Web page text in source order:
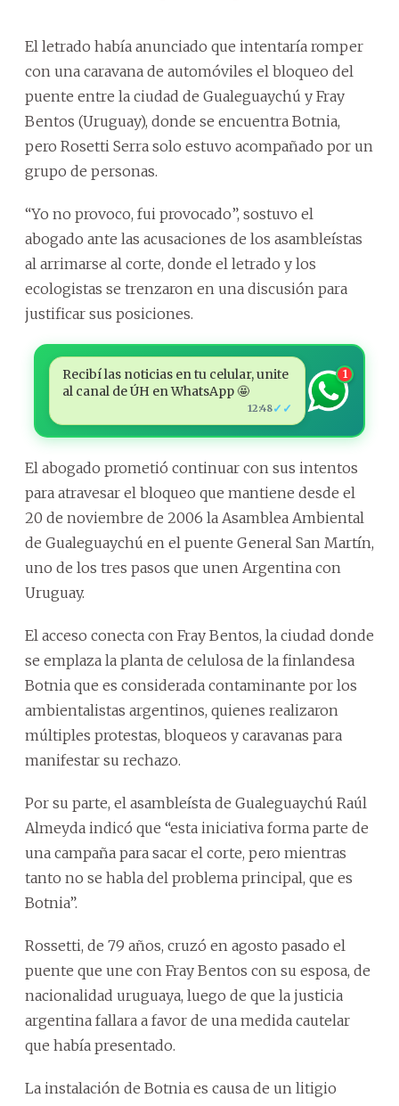
El letrado había anunciado que intentaría romper
con una caravana de automóviles el bloqueo del
puente entre la ciudad de Gualeguaychú y Fray
Bentos (Uruguay), donde se encuentra Botnia,
pero Rosetti Serra solo estuvo acompañado por un
grupo de personas.
“Yo no provoco, fui provocado”, sostuvo el
abogado ante las acusaciones de los asambleístas
al arrimarse al corte, donde el letrado y los
ecologistas se trenzaron en una discusión para
justificar sus posiciones.
Recibí las noticias en tu celular, unite
al canal de ÚH en WhatsApp 🤩
12:48✓✓
1
El abogado prometió continuar con sus intentos
para atravesar el bloqueo que mantiene desde el
20 de noviembre de 2006 la Asamblea Ambiental
de Gualeguaychú en el puente General San Martín,
uno de los tres pasos que unen Argentina con
Uruguay.
El acceso conecta con Fray Bentos, la ciudad donde
se emplaza la planta de celulosa de la finlandesa
Botnia que es considerada contaminante por los
ambientalistas argentinos, quienes realizaron
múltiples protestas, bloqueos y caravanas para
manifestar su rechazo.
Por su parte, el asambleísta de Gualeguaychú Raúl
Almeyda indicó que “esta iniciativa forma parte de
una campaña para sacar el corte, pero mientras
tanto no se habla del problema principal, que es
Botnia”.
Rossetti, de 79 años, cruzó en agosto pasado el
puente que une con Fray Bentos con su esposa, de
nacionalidad uruguaya, luego de que la justicia
argentina fallara a favor de una medida cautelar
que había presentado.
La instalación de Botnia es causa de un litigio